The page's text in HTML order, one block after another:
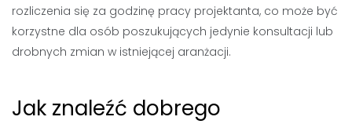
rozliczenia się za godzinę pracy projektanta, co może być
korzystne dla osób poszukujących jedynie konsultacji lub
drobnych zmian w istniejącej aranżacji.
Jak znaleźć dobrego